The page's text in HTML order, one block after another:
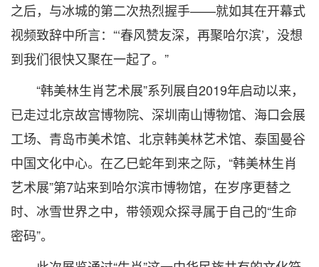
之后，与冰城的第二次热烈握手——就如其在开幕式
视频致辞中所言：“‘春风赞友深，再聚哈尔滨’，没想
到我们很快又聚在一起了。”
“韩美林生肖艺术展”系列展自2019年启动以来，
已走过北京故宫博物院、深圳南山博物馆、海口会展
工场、青岛市美术馆、北京韩美林艺术馆、泰国曼谷
中国文化中心。在乙巳蛇年到来之际，“韩美林生肖
艺术展”第7站来到哈尔滨市博物馆，在岁序更替之
时、冰雪世界之中，带领观众探寻属于自己的“生命
密码”。